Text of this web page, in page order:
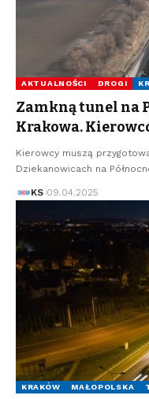
AKTUALNOŚCI DROGI
Zamkną tunel na
Krakowa.
Kierowcy muszą
Dziekanowicach na
KS 09.04.2025
KRAKÓW MAŁOPOLSKA